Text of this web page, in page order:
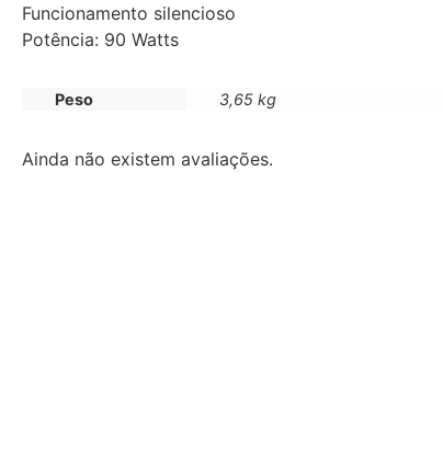
Funcionamento silencioso
Potência: 90 Watts
Peso 3,65 kg
Ainda não existem avaliações.